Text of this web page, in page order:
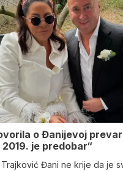
o Đanijevoj
je predobar“
Trajković Đani ne krije da je